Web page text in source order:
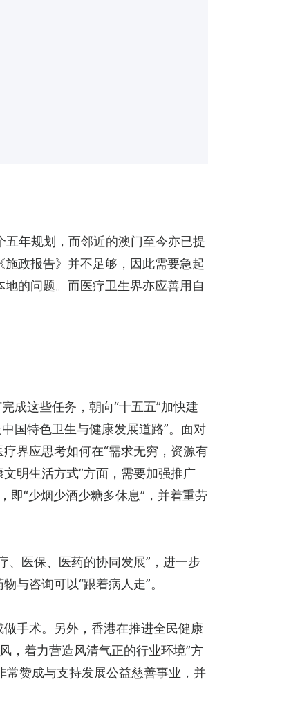
年规划，而邻近的澳门至今亦已提
政报告》并不足够，因此需要急起
的问题。而医疗卫生界亦应善用自
成这些任务，朝向“十五五”加快建
国特色卫生与健康发展道路”。面对
界应思考如何在“需求无穷，资源有
明生活方式”方面，需要加强推广
即“少烟少酒少糖多休息”，并着重劳
、医保、医药的协同发展”，进一步
与咨询可以“跟着病人走”。
手术。另外，香港在推进全民健康
，着力营造风清气正的行业环境”方
赞成与支持发展公益慈善事业，并